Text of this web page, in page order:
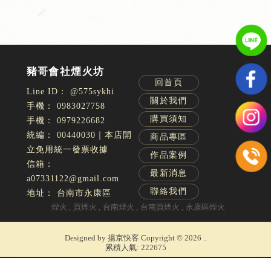
@575sykhi
0983027758
0979226682
00440030｜本店開
立免用統一發票收據
a07331122@gmail.com
台南市永康區
回首頁
關於我們
購買須知
商品專區
作品案例
最新消息
聯絡我們
煙火
買煙火 台南煙火 台南買煙火 永康區煙火
Designed by 揚京快客 Copyright © 2026 ..
累積人氣: 222675